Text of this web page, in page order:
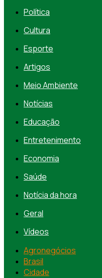
Política
Cultura
Esporte
Artigos
Meio Ambiente
Notícias
Educação
Entretenimento
Economia
Saúde
Notícia da hora
Geral
Vídeos
Agronegócios
Brasil
Cidade